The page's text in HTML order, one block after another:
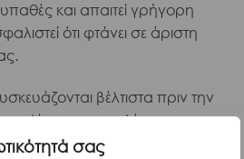
σας
και απαιτεί γρήγορη
ότι φτάνει σε άριστη
βέλτιστα πριν την
σας και ελέγχεται η
ψυκτικά. Στο I Frati τηρούμε